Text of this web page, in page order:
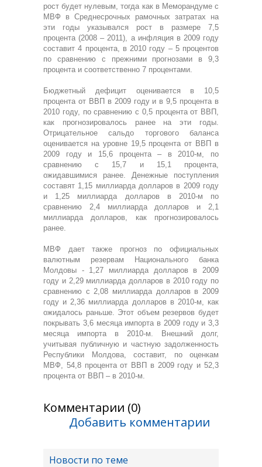
рост будет нулевым, тогда как в Меморандуме с
МВФ в Среднесрочных рамочных затратах на
эти годы указывался рост в размере 7,5
процента (2008 – 2011), а инфляция в 2009 году
составит 4 процента, в 2010 году – 5 процентов
по сравнению с прежними прогнозами в 9,3
процента и соответственно 7 процентами.
Бюджетный дефицит оценивается в 10,5
процента от ВВП в 2009 году и в 9,5 процента в
2010 году, по сравнению с 0,5 процента от ВВП,
как прогнозировалось ранее на эти годы.
Отрицательное сальдо торгового баланса
оценивается на уровне 19,5 процента от ВВП в
2009 году и 15,6 процента – в 2010-м, по
сравнению с 15,7 и 15,1 процента,
ожидавшимися ранее. Денежные поступления
составят 1,15 миллиарда долларов в 2009 году
и 1,25 миллиарда долларов в 2010-м по
сравнению 2,4 миллиарда долларов и 2,1
миллиарда долларов, как прогнозировалось
ранее.
МВФ дает также прогноз по официальных
валютным резервам Национального банка
Молдовы - 1,27 миллиарда долларов в 2009
году и 2,29 миллиарда долларов в 2010 году по
сравнению с 2,08 миллиарда долларов в 2009
году и 2,36 миллиарда долларов в 2010-м, как
ожидалось раньше. Этот объем резервов будет
покрывать 3,6 месяца импорта в 2009 году и 3,3
месяца импорта в 2010-м. Внешний долг,
учитывая публичную и частную задолженность
Республики Молдова, составит, по оценкам
МВФ, 54,8 процента от ВВП в 2009 году и 52,3
процента от ВВП – в 2010-м.
Комментарии (0)
Добавить комментарии
Новости по теме